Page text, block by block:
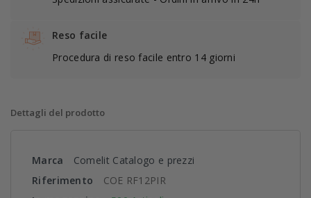
Reso facile
Procedura di reso facile entro 14 giorni
Dettagli del prodotto
Marca
Comelit Catalogo e prezzi
Riferimento
COE RF12PIR